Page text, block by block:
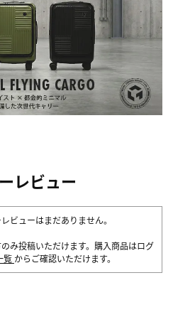
レビュー
ビューはまだありません。
み投稿いただけます。購入商品はログ
覧 からご確認いただけます。